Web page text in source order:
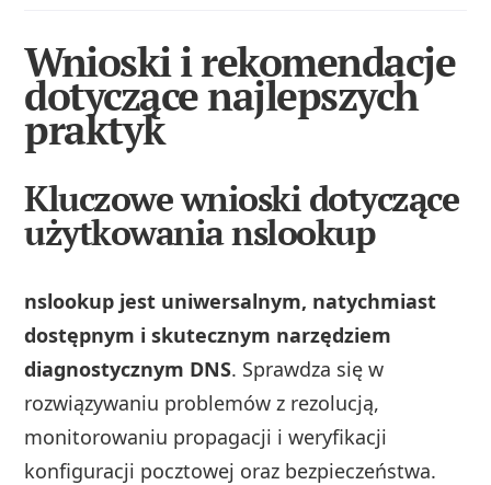
Wnioski i rekomendacje
dotyczące najlepszych
praktyk
Kluczowe wnioski dotyczące
użytkowania nslookup
nslookup jest uniwersalnym, natychmiast
dostępnym i skutecznym narzędziem
diagnostycznym DNS. Sprawdza się w
rozwiązywaniu problemów z rezolucją,
monitorowaniu propagacji i weryfikacji
konfiguracji pocztowej oraz bezpieczeństwa.